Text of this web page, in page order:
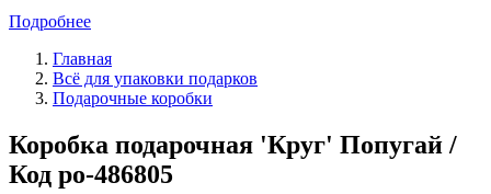
Подробнее
Главная
Всё для упаковки подарков
Подарочные коробки
Коробка подарочная 'Круг' Попугай /
Код po-486805